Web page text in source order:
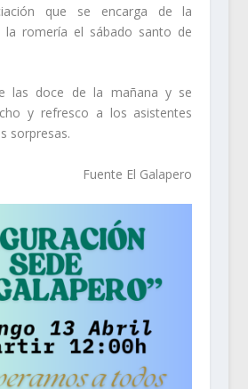
que se encarga de la
la romería el sábado santo de
las doce de la mañana y se
y refresco a los asistentes
sorpresas.
Fuente El Galapero